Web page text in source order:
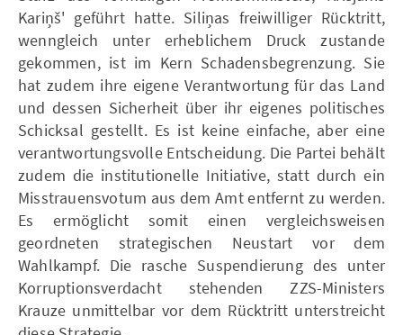
Kariņš' geführt hatte. Siliņas freiwilliger Rücktritt,
wenngleich unter erheblichem Druck zustande
gekommen, ist im Kern Schadensbegrenzung. Sie
hat zudem ihre eigene Verantwortung für das Land
und dessen Sicherheit über ihr eigenes politisches
Schicksal gestellt. Es ist keine einfache, aber eine
verantwortungsvolle Entscheidung. Die Partei behält
zudem die institutionelle Initiative, statt durch ein
Misstrauensvotum aus dem Amt entfernt zu werden.
Es ermöglicht somit einen vergleichsweisen
geordneten strategischen Neustart vor dem
Wahlkampf. Die rasche Suspendierung des unter
Korruptionsverdacht stehenden ZZS-Ministers
Krauze unmittelbar vor dem Rücktritt unterstreicht